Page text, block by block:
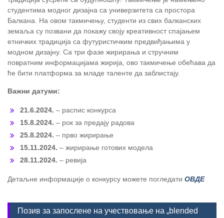
студентима модног дизајна са универзитета са простора
Балкана. На овом такмичењу, студенти из свих балканских
земаља су позвани да покажу своју креативност спајањем
етничких традиција са футуристичким предвиђањима у
модном дизајну. Са три фазе жирирања и стручним
повратним информацијама жирија, ово такмичење обећава да
ће бити платформа за младе таленте да заблистају.
Важни датуми:
21.6.2024. – распис конкурса
15.8.2024. – рок за предају радова
25.8.2024. – прво жирирање
15.11.2024. – жирирање готових модела
28.11.2024. – ревија
Детаљне информације о конкурсу можете погледати ОВДЕ
Позив за запослене на учествовање на „blended